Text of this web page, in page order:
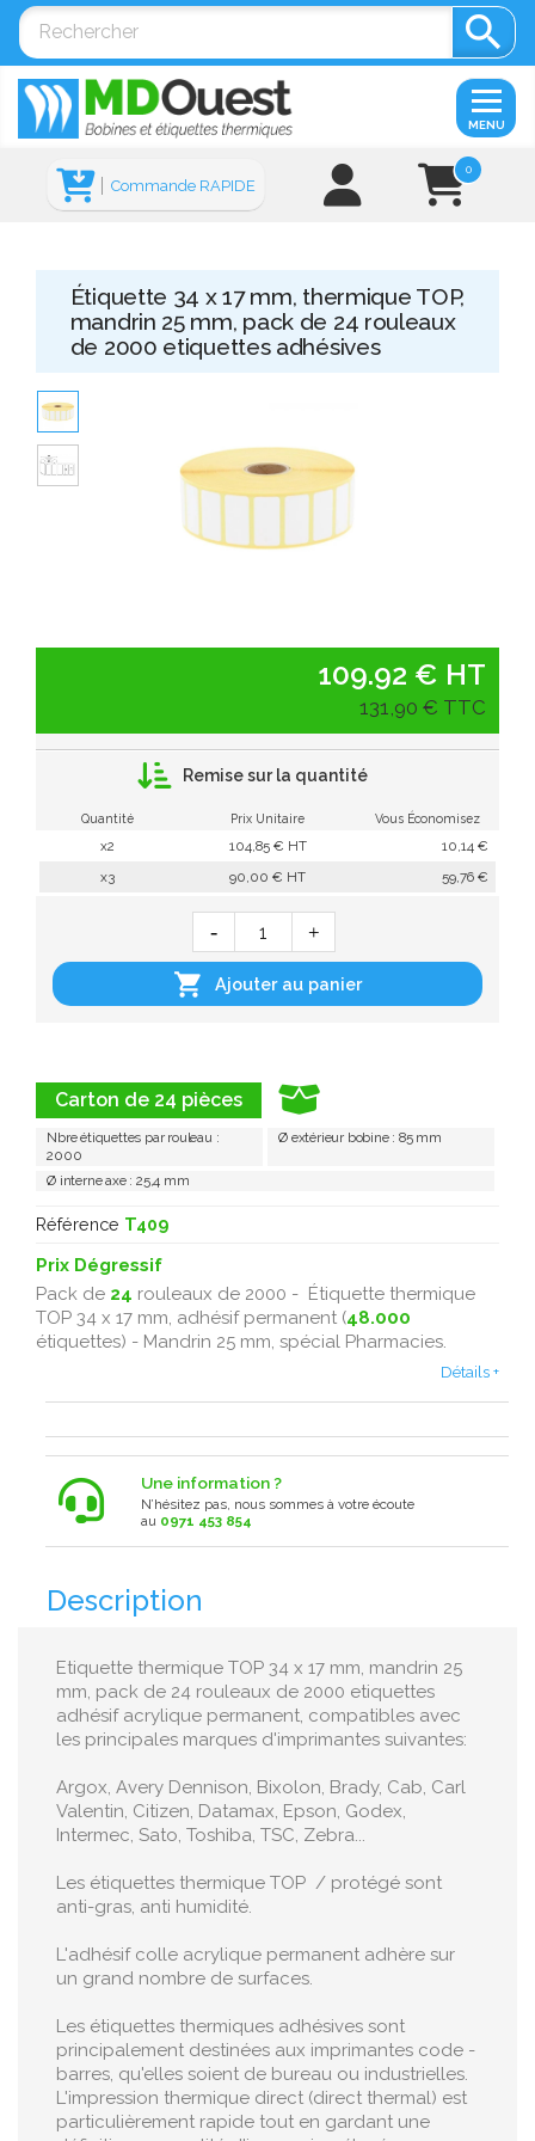

0
Commande RAPIDE
MENU
Étiquette 34 x 17 mm, thermique TOP,
mandrin 25 mm, pack de 24 rouleaux
de 2000 etiquettes adhésives
Carton de 24 pièces
Nbre étiquettes par rouleau :
2000
Ø extérieur bobine : 85 mm
Ø interne axe : 25,4 mm
Référence T409
Prix Dégressif
Pack de 24 rouleaux de 2000 - Étiquette thermique
TOP 34 x 17 mm, adhésif permanent (48.000
étiquettes) - Mandrin 25 mm, spécial Pharmacies.
Détails +
Une information ?
N’hésitez pas, nous sommes à votre écoute
au 0971 453 854
109.92 € HT
131,90 € TTC
Remise sur la quantité
Quantité Prix Unitaire Vous Économisez
x2 104,85 € HT
10,14 €
x3
90,00 € HT 59,76 €
 Ajouter au panier
Description
Etiquette thermique TOP 34 x 17 mm, mandrin 25
mm, pack de 24 rouleaux de 2000 etiquettes
adhésif acrylique permanent, compatibles avec
les principales marques d'imprimantes suivantes:
Argox, Avery Dennison, Bixolon, Brady, Cab, Carl
Valentin, Citizen, Datamax, Epson, Godex,
Intermec, Sato, Toshiba, TSC, Zebra...
Les étiquettes thermique TOP / protégé sont
anti-gras, anti humidité.
L'adhésif colle acrylique permanent adhère sur
un grand nombre de surfaces.
Les étiquettes thermiques adhésives sont
principalement destinées aux imprimantes code -
barres, qu'elles soient de bureau ou industrielles.
L'impression thermique direct (direct thermal) est
particulièrement rapide tout en gardant une